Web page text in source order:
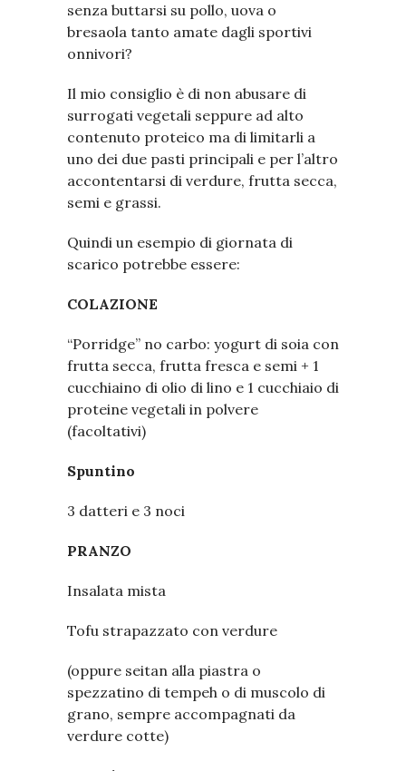
senza buttarsi su pollo, uova o
bresaola tanto amate dagli sportivi
onnivori?
Il mio consiglio è di non abusare di
surrogati vegetali seppure ad alto
contenuto proteico ma di limitarli a
uno dei due pasti principali e per l’altro
accontentarsi di verdure, frutta secca,
semi e grassi.
Quindi un esempio di giornata di
scarico potrebbe essere:
COLAZIONE
“Porridge” no carbo: yogurt di soia con
frutta secca, frutta fresca e semi + 1
cucchiaino di olio di lino e 1 cucchiaio di
proteine vegetali in polvere
(facoltativi)
Spuntino
3 datteri e 3 noci
PRANZO
Insalata mista
Tofu strapazzato con verdure
(oppure seitan alla piastra o
spezzatino di tempeh o di muscolo di
grano, sempre accompagnati da
verdure cotte)